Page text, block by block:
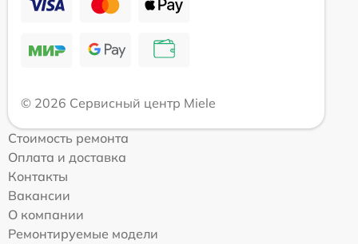
© 2026 Сервисный центр Miele
Стоимость ремонта
Оплата и доставка
Контакты
Вакансии
О компании
Ремонтируемые модели